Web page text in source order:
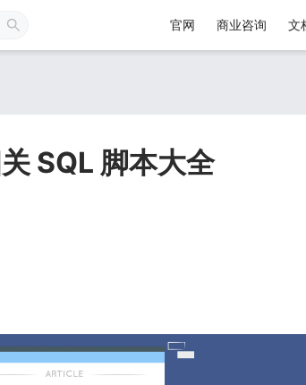
官网 商业咨询 文
SQL 脚本大全